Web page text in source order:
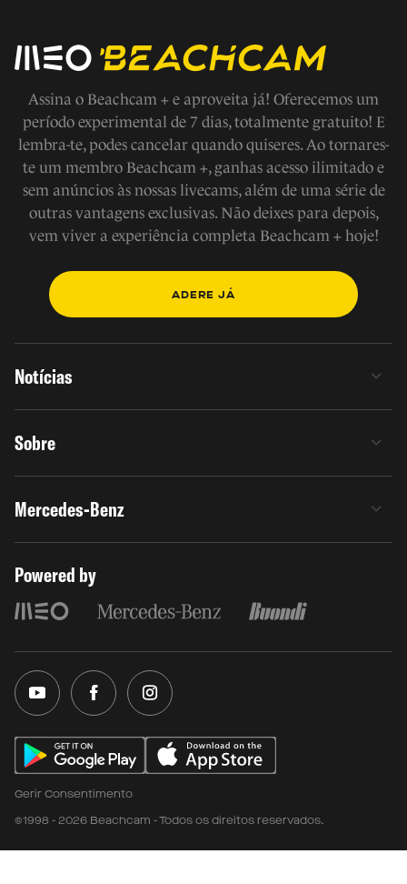
Assina o Beachcam + e aproveita já! Oferecemos um
período experimental de 7 dias, totalmente gratuito! E
lembra-te, podes cancelar quando quiseres. Ao tornares-
te um membro Beachcam +, ganhas acesso ilimitado e
sem anúncios às nossas livecams, além de uma série de
outras vantagens exclusivas. Não deixes para depois,
vem viver a experiência completa Beachcam + hoje!
ADERE JÁ
Notícias
Sobre
Mercedes-Benz
Powered by
Gerir Consentimento
©1998 - 2026 Beachcam - Todos os direitos reservados.